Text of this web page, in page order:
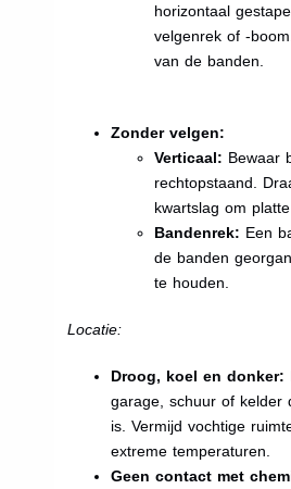
horizontaal
velgenrek of -
van de banden.
Zonder velgen:
Verticaal: Bewaar
rechtopstaand.
kwartslag om
Bandenrek: Een
de banden
te houden.
Locatie:
Droog, koel en donker:
garage, schuur of kelder
is. Vermijd vochtige
extreme temperaturen.
Geen contact met